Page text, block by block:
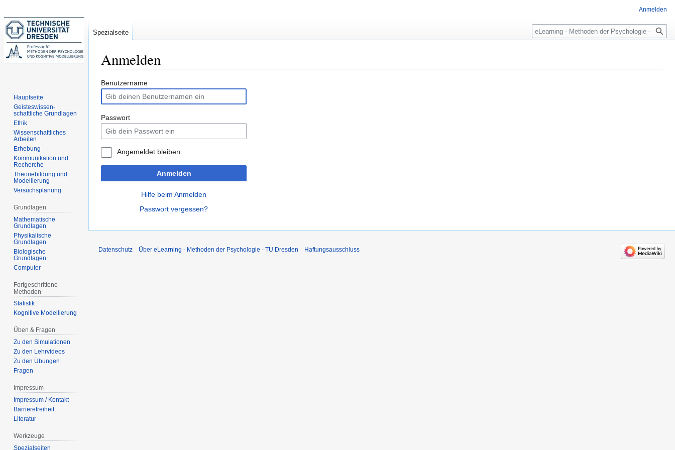
Anmelden
Zur
Navigation
springen
Zur
Suche
springen
Benutzername
Passwort
Angemeldet bleiben
Anmelden
Hilfe beim Anmelden
Passwort vergessen?
Anmelden
Spezialseite Suche
Hauptseite
Geisteswissen-
schaftliche Grundlagen
Ethik
Wissenschaftliches
Arbeiten
Erhebung
Kommunikation und
Recherche
Theoriebildung und
Modellierung
Versuchsplanung
Grundlagen
Mathematische
Grundlagen
Physikalische
Grundlagen
Biologische
Grundlagen
Computer
Fortgeschrittene
Methoden
Statistik
Kognitive Modellierung
Üben & Fragen
Zu den Simulationen
Zu den Lehrvideos
Zu den Übungen
Fragen
Impressum
Impressum / Kontakt
Barrierefreiheit
Literatur
Werkzeuge
Spezialseiten
Datenschutz Über eLearning - Methoden der Psychologie - TU Dresden Haftungsausschluss